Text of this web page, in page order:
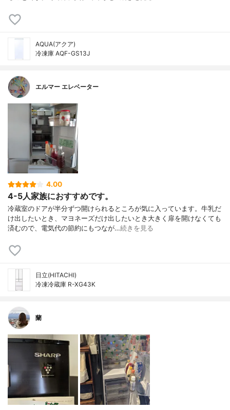
AQUA(アクア)
冷凍庫 AQF-GS13J
エルマー エレベーター
4.00
4-5人家族におすすめです。
冷蔵室のドアが半分ずつ開けられるところが気に入っています。牛乳だ
け出したいとき、マヨネーズだけ出したいとき大きく扉を開けなくても
済むので、電気代の節約にもつなが…続きを見る
日立(HITACHI)
冷凍冷蔵庫 R-XG43K
蘭